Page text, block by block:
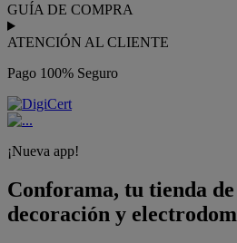
GUÍA DE COMPRA
ATENCIÓN AL CLIENTE
Pago 100% Seguro
¡Nueva app!
Conforama, tu tienda de
decoración y